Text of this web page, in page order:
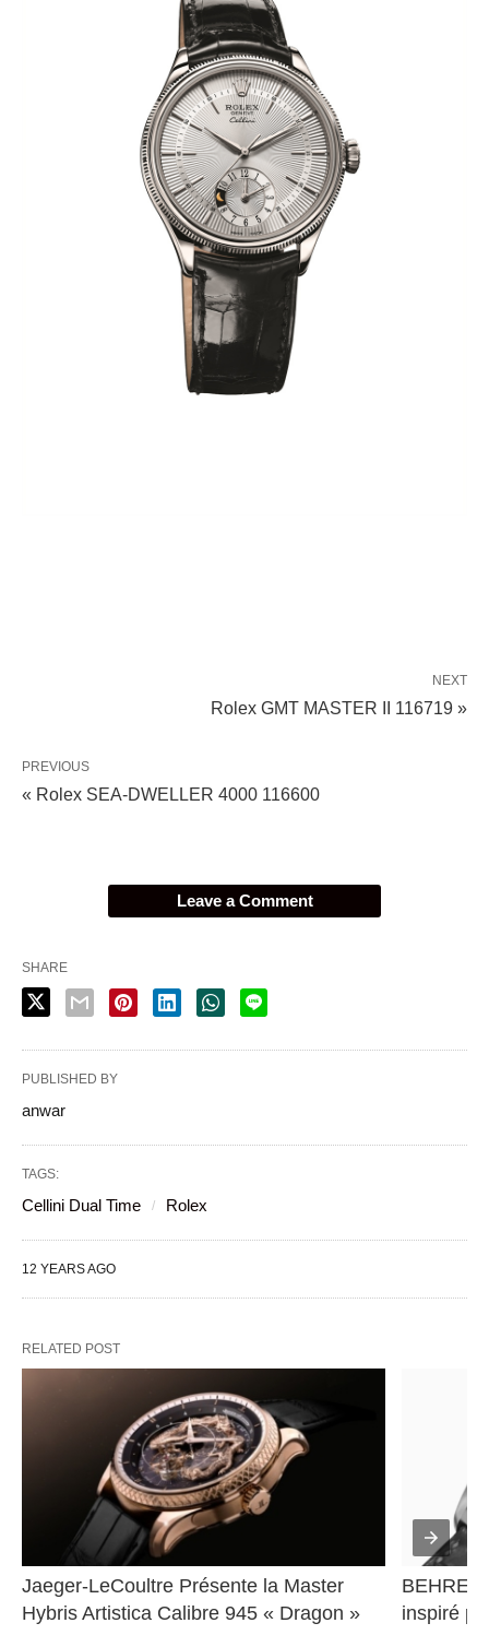
NEXT
Rolex GMT MASTER II 116719 »
PREVIOUS
« Rolex SEA-DWELLER 4000 116600
Leave a Comment
SHARE
PUBLISHED BY
anwar
TAGS:
Cellini Dual Time Rolex
12 YEARS AGO
RELATED POST
Jaeger-LeCoultre Présente la Master
Hybris Artistica Calibre 945 « Dragon »
inspiré